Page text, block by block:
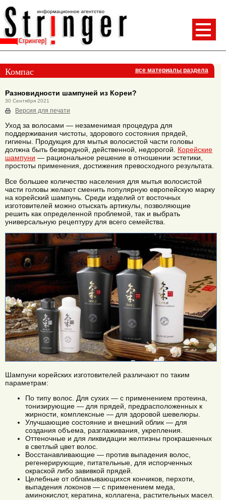
Компас все материалы раздела
Разновидности шампуней из Кореи?
30 Сентября 2021
Версия для печати
Уход за волосами — незаменимая процедура для
поддерживания чистоты, здорового состояния прядей,
гигиены. Продукция для мытья волосистой части головы
должна быть безвредной, действенной, недорогой. Корейские
шампуни — рациональное решение в отношении эстетики,
простоты применения, достижения превосходного результата.
Все большее количество населения для мытья волосистой
части головы желают сменить популярную европейскую марку
на корейский шампунь. Среди изделий от восточных
изготовителей можно отыскать артикулы, позволяющие
решить как определенной проблемой, так и выбрать
универсальную рецептуру для всего семейства.
Шампуни корейских изготовителей различают по таким
параметрам:
По типу волос. Для сухих — с применением протеина,
тонизирующие — для прядей, предрасположенных к
жирности, комплексные — для здоровой шевелюры.
Улучшающие состояние и внешний облик — для
создания объема, разглаживания, укрепления.
Оттеночные и для ликвидации желтизны прокрашенных
в светлый цвет волос.
Восстанавливающие — против выпадения волос,
регенерирующие, питательные, для испорченных
окраской либо завивкой прядей.
Целебные от обламывающихся кончиков, перхоти,
выпадения локонов — с применением меда,
аминокислот, кератина, коллагена, растительных масел.